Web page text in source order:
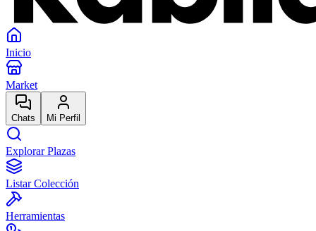
Inicio
Market
Chats Mi Perfil
Explorar Plazas
Listar Colección
Herramientas